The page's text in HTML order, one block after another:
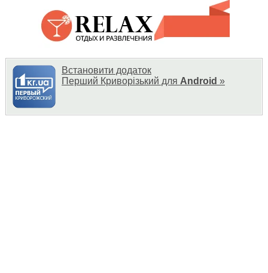
Встановити додаток
Перший Криворізький для Android »